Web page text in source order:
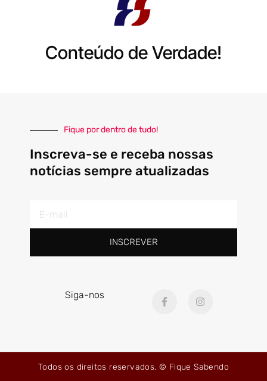
Conteúdo de Verdade!
Fique por dentro de tudo!
Inscreva-se e receba nossas
notícias sempre atualizadas
INSCREVER
Siga-nos
a
o
-
n
r
m
Todos os direitos reservados. © Fique Sabendo